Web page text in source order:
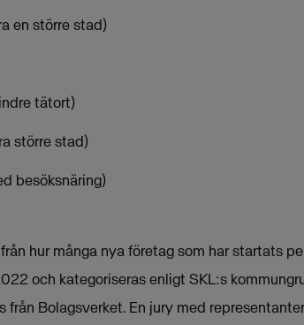
en större stad)
tätort)
större stad)
besöksnäring)
hur många nya företag som har startats
och kategoriseras enligt SKL:s
Bolagsverket. En jury med